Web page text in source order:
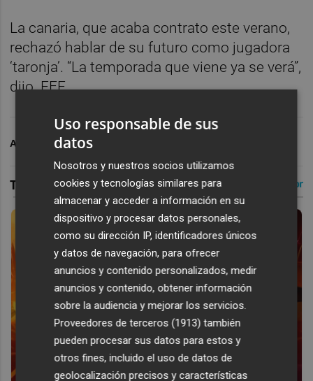
La canaria, que acaba contrato este verano,
rechazó hablar de su futuro como jugadora
‘taronja’. “La temporada que viene ya se verá”,
dijo. EFE
ARCHIVADO EN VALENCIA BASKET
Uso responsable de sus
datos
Nosotros y nuestros socios utilizamos
cookies y tecnologías similares para
almacenar y acceder a información en su
dispositivo y procesar datos personales,
como su dirección IP, identificadores únicos
y datos de navegación, para ofrecer
anuncios y contenido personalizados, medir
anuncios y contenido, obtener información
sobre la audiencia y mejorar los servicios.
Proveedores de terceros (1913) también
pueden procesar sus datos para estos y
otros fines, incluido el uso de datos de
geolocalización precisos y características